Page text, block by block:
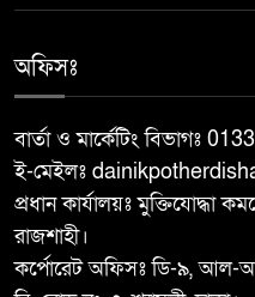
৮
৯
অফিসঃ
বার্তা ও মার্কেটিং বিভাগঃ
ই-মেইলঃ
প্রধান কার্যালয়ঃ মুক্তিযোদ্ধা
রাজশাহী।
কর্পোরেট অফিসঃ ডি-৯, আল-